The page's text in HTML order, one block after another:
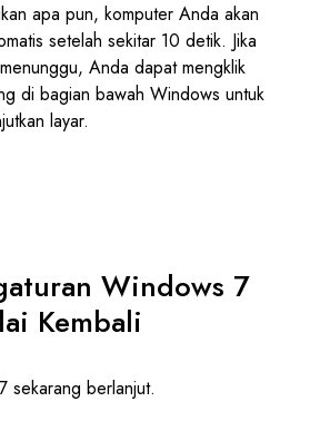
apa pun, komputer Anda akan
setelah sekitar 10 detik. Jika
Anda dapat mengklik
di bagian bawah Windows untuk
layar.
Windows 7
Kembali
sekarang berlanjut.